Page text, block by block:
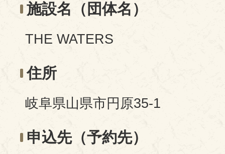
施設名（団体名）
THE WATERS
住所
岐阜県山県市円原35-1
申込先（予約先）